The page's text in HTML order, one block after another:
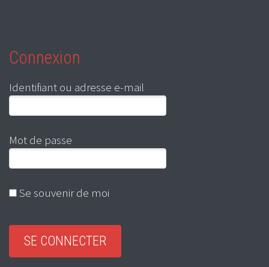
Connexion
Identifiant ou adresse e-mail
Mot de passe
Se souvenir de moi